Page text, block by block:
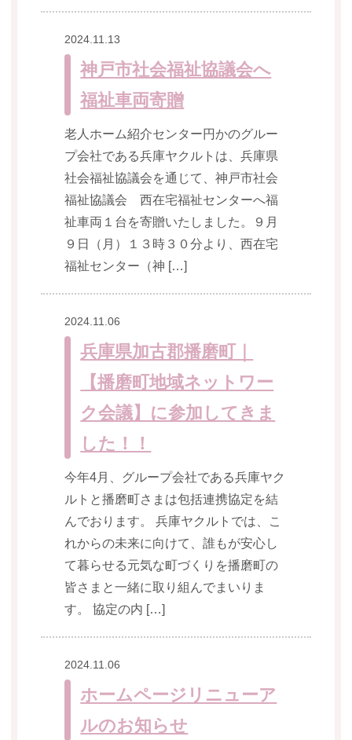
2024.11.13
神戸市社会福祉協議会へ
福祉車両寄贈
老人ホーム紹介センター円かのグルー
プ会社である兵庫ヤクルトは、兵庫県
社会福祉協議会を通じて、神戸市社会
福祉協議会 西在宅福祉センターへ福
祉車両１台を寄贈いたしました。９月
９日（月）１３時３０分より、西在宅
福祉センター（神 […]
2024.11.06
兵庫県加古郡播磨町｜
【播磨町地域ネットワー
ク会議】に参加してきま
した！！
今年4月、グループ会社である兵庫ヤク
ルトと播磨町さまは包括連携協定を結
んでおります。 兵庫ヤクルトでは、こ
れからの未来に向けて、誰もが安心し
て暮らせる元気な町づくりを播磨町の
皆さまと一緒に取り組んでまいりま
す。 協定の内 […]
2024.11.06
ホームページリニューア
ルのお知らせ